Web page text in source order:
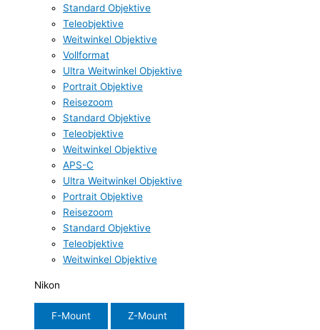
Standard Objektive
Teleobjektive
Weitwinkel Objektive
Vollformat
Ultra Weitwinkel Objektive
Portrait Objektive
Reisezoom
Standard Objektive
Teleobjektive
Weitwinkel Objektive
APS-C
Ultra Weitwinkel Objektive
Portrait Objektive
Reisezoom
Standard Objektive
Teleobjektive
Weitwinkel Objektive
Nikon
F-Mount
Z-Mount